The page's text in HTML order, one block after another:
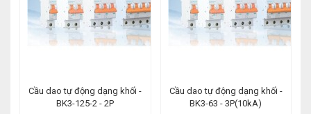
Cầu dao tự động dạng khối -
BK3-125-2 - 2P
Cầu dao tự động dạng khối -
BK3-63 - 3P(10kA)